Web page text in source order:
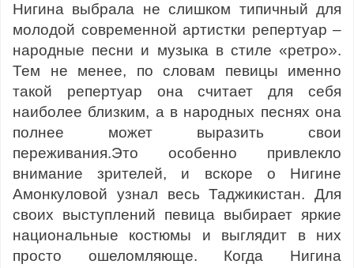
Нигина выбрала не слишком типичный для
молодой современной артистки репертуар –
народные песни и музыка в стиле «ретро».
Тем не менее, по словам певицы именно
такой репертуар она считает для себя
наиболее близким, а в народных песнях она
полнее может выразить свои
переживания.Это особенно привлекло
внимание зрителей, и вскоре о Нигине
Амонкуловой узнал весь Таджикистан. Для
своих выступлений певица выбирает яркие
национальные костюмы и выглядит в них
просто ошеломляюще. Когда Нигина